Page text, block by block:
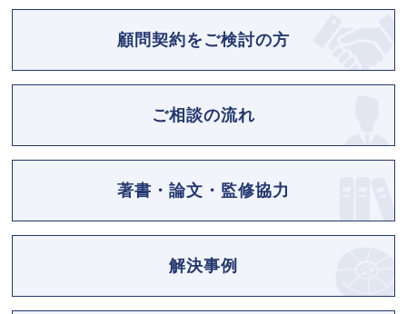
顧問契約をご検討の方
ご相談の流れ
著書・論文・監修協力
解決事例